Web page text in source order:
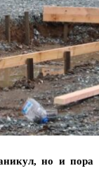
но и пора